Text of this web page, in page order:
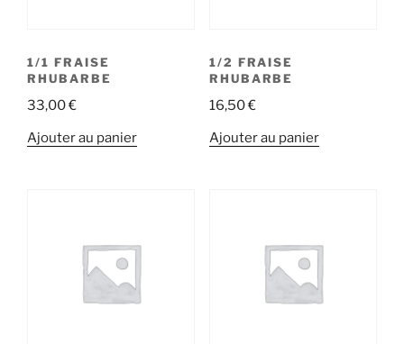
1/1 FRAISE
RHUBARBE
33,00€
Ajouter au panier
1/2 FRAISE
RHUBARBE
16,50€
Ajouter au panier